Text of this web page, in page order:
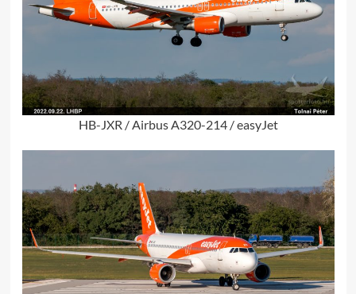
HB-JXR / Airbus A320-214 / easyJet